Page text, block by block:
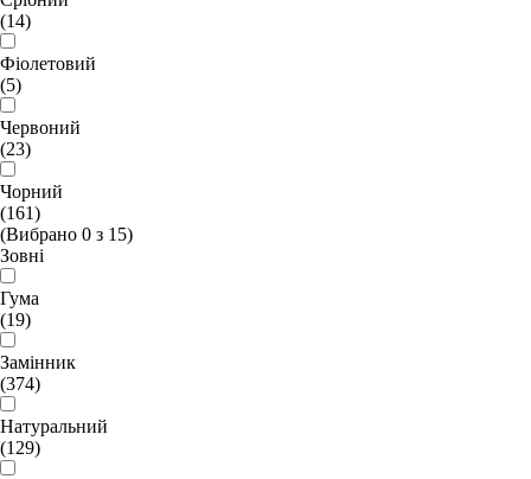
(14)
Фіолетовий
(5)
Червоний
(23)
Чорний
(161)
(Вибрано 0 з 15)
Зовні
Гума
(19)
Замінник
(374)
Натуральний
(129)